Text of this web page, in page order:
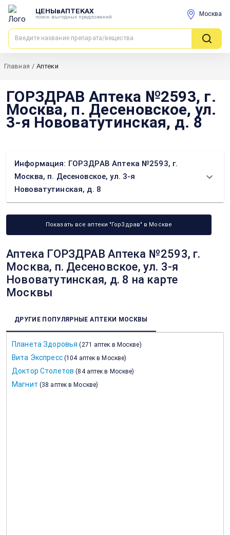
ЦЕНЫвАПТЕКАХ
поиск выгодных предложений Москва
Главная / Аптеки
ГОРЗДРАВ Аптека №2593, г.
Москва, п. Десеновское, ул.
3-я Нововатутинская, д. 8
Информация: ГОРЗДРАВ Аптека №2593, г.
Москва, п. Десеновское, ул. 3-я
Нововатутинская, д. 8
Показать все аптеки "ГорЗдрав" в Москве
Аптека ГОРЗДРАВ Аптека №2593, г.
Москва, п. Десеновское, ул. 3-я
Нововатутинская, д. 8 на карте
Москвы
ДРУГИЕ ПОПУЛЯРНЫЕ АПТЕКИ МОСКВЫ
Планета Здоровья (271 аптек в Москве)
Вита Экспресс (104 аптек в Москве)
Доктор Столетов (84 аптек в Москве)
Магнит (38 аптек в Москве)